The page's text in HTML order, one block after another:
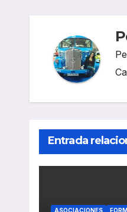
Entrada
ASOCIACIONES